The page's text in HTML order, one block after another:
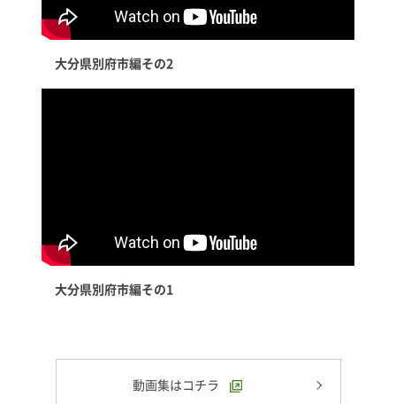
大分県別府市編その2
大分県別府市編その1
動画集はコチラ